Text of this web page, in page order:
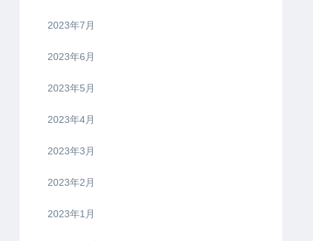
2023年7月
2023年6月
2023年5月
2023年4月
2023年3月
2023年2月
2023年1月